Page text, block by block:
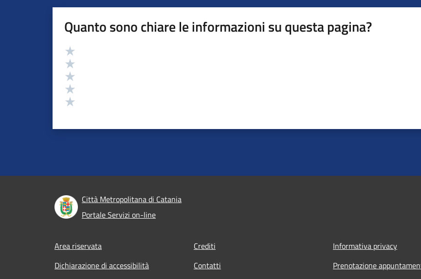
Quanto sono chiare le informazioni su questa pagina?
Valutazione
Città Metropolitana di Catania
Portale Servizi on-line
Footer menu
Area riservata Crediti Informativa privacy
Dichiarazione di accessibilità
Contatti Prenotazione